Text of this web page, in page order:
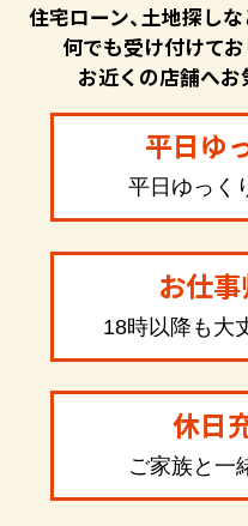
住宅ローン、土地探し
何でも受け付けて
お近くの店舗へお
平日ゆ
平日ゆっく
お仕
18時以降も大
休日
ご家族と一